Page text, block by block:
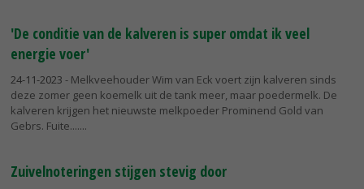
'De conditie van de kalveren is super omdat ik veel
energie voer'
24-11-2023 - Melkveehouder Wim van Eck voert zijn kalveren sinds
deze zomer geen koemelk uit de tank meer, maar poedermelk. De
kalveren krijgen het nieuwste melkpoeder Prominend Gold van
Gebrs. Fuite....
Zuivelnoteringen stijgen stevig door